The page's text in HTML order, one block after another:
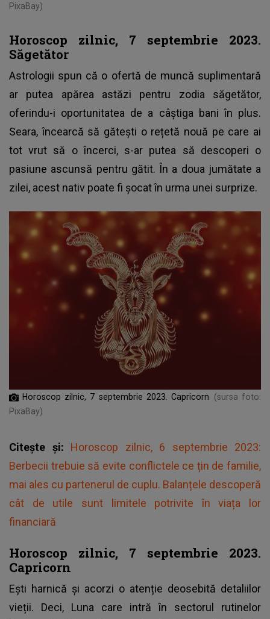
PixaBay)
Horoscop zilnic, 7 septembrie 2023.
Săgetător
Astrologii spun că o ofertă de muncă suplimentară
ar putea apărea astăzi pentru zodia săgetător,
oferindu-i oportunitatea de a câștiga bani în plus.
Seara, încearcă să gătești o rețetă nouă pe care ai
tot vrut să o încerci, s-ar putea să descoperi o
pasiune ascunsă pentru gătit. În a doua jumătate a
zilei, acest nativ poate fi șocat în urma unei surprize.
Horoscop zilnic, 7 septembrie 2023. Capricorn
(sursa foto:
PixaBay)
Citește și: Horoscop zilnic, 6 septembrie 2023:
Berbecii trebuie să evite conflictele ce țin de familie,
mai ales cu partenerul de cuplu. Balanțele descoperă
cât de utile sunt limitele potrivite în viața lor
financiară
Horoscop zilnic, 7 septembrie 2023.
Capricorn
Ești harnică și acorzi o atenție deosebită detaliilor
vieții. Deci, Luna care intră în sectorul rutinelor